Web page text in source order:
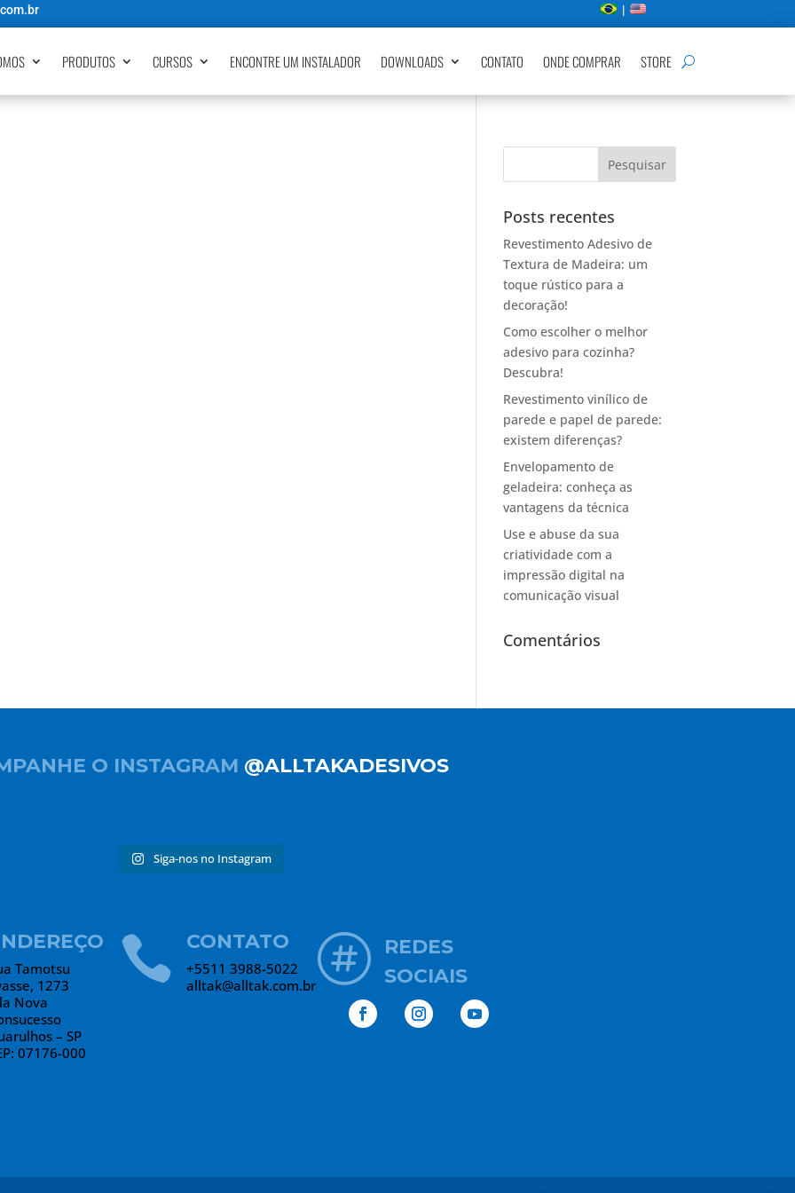
|
PRODUTOS CURSOS ENCONTRE UM INSTALADOR DOWNLOADS CONTATO ONDE COMPRAR STORE
Posts recentes
Revestimento Adesivo de
Textura de Madeira: um
toque rústico para a
decoração!
Como escolher o melhor
adesivo para cozinha?
Descubra!
Revestimento vinílico de
parede e papel de parede:
existem diferenças?
Envelopamento de
geladeira: conheça as
vantagens da técnica
Use e abuse da sua
criatividade com a
impressão digital na
comunicação visual
Comentários
O INSTAGRAM @ALLTAKADESIVOS
Siga-nos no Instagram
Tamotsu
1273
Nova
– SP
07176-000
 CONTATO
+5511 3988-5022
alltak@alltak.com.br
REDES
SOCIAIS